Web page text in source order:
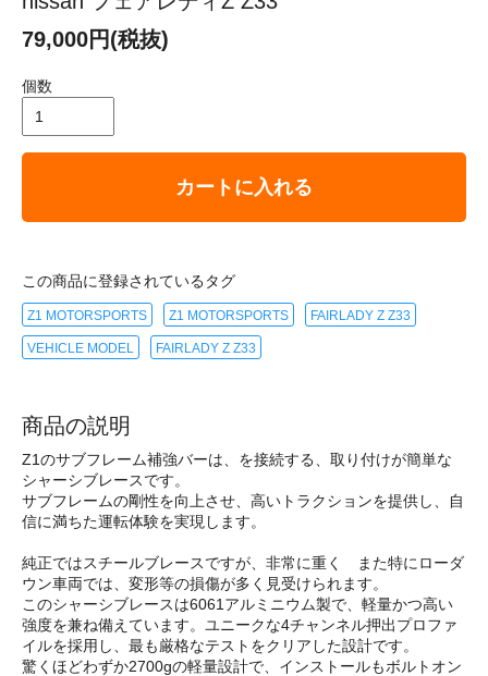
79,000円(税抜)
個数
カートに入れる
この商品に登録されているタグ
Z1 MOTORSPORTS Z1 MOTORSPORTS FAIRLADY Z Z33
VEHICLE MODEL FAIRLADY Z Z33
商品の説明
Z1のサブフレーム補強バーは、を接続する、取り付けが簡単な
シャーシブレースです。
サブフレームの剛性を向上させ、高いトラクションを提供し、自
信に満ちた運転体験を実現します。
純正ではスチールブレースですが、非常に重く また特にローダ
ウン車両では、変形等の損傷が多く見受けられます。
このシャーシブレースは6061アルミニウム製で、軽量かつ高い
強度を兼ね備えています。ユニークな4チャンネル押出プロファ
イルを採用し、最も厳格なテストをクリアした設計です。
驚くほどわずか2700gの軽量設計で、インストールもボルトオン